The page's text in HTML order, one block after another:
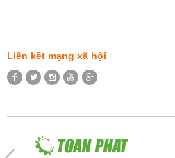
Liên kết mạng xã hội